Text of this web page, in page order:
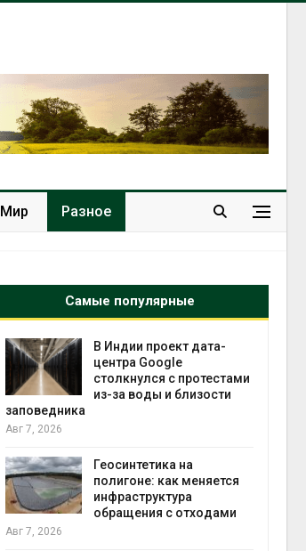
Мир Разное
Самые популярные
В Индии проект дата-
центра Google
столкнулся с протестами
из-за воды и близости
заповедника
Авг 7, 2026
Геосинтетика на
полигоне: как меняется
инфраструктура
обращения с отходами
Авг 7, 2026